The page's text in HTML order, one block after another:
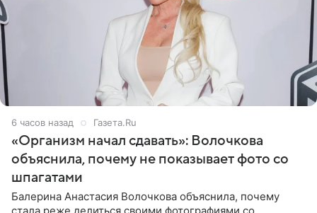
6 часов назад Газета.Ru
«Организм начал сдавать»: Волочкова
объяснила, почему не показывает фото со
шпагатами
Балерина Анастасия Волочкова объяснила, почему